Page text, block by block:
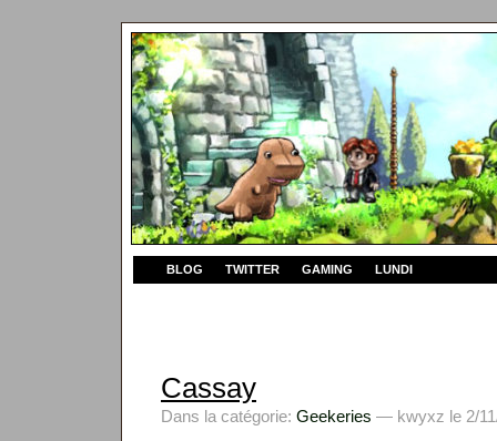
BLOG TWITTER GAMING LUNDI
Cassay
Dans la catégorie: Geekeries — kwyxz le 2/